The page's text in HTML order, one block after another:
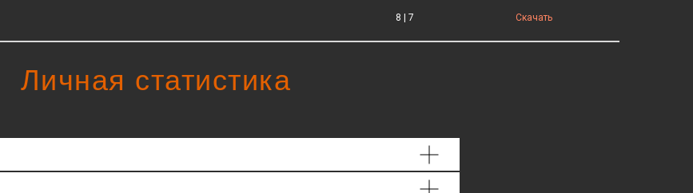
8 | 7 Скачать
Личная статистика